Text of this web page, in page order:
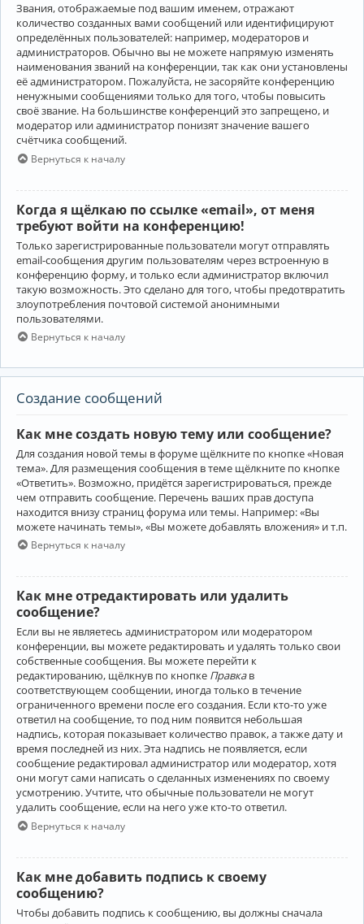
Звания, отображаемые под вашим именем, отражают
количество созданных вами сообщений или идентифицируют
определённых пользователей: например, модераторов и
администраторов. Обычно вы не можете напрямую изменять
наименования званий на конференции, так как они установлены
её администратором. Пожалуйста, не засоряйте конференцию
ненужными сообщениями только для того, чтобы повысить
своё звание. На большинстве конференций это запрещено, и
модератор или администратор понизят значение вашего
счётчика сообщений.
Вернуться к началу
Когда я щёлкаю по ссылке «email», от меня
требуют войти на конференцию!
Только зарегистрированные пользователи могут отправлять
email-сообщения другим пользователям через встроенную в
конференцию форму, и только если администратор включил
такую возможность. Это сделано для того, чтобы предотвратить
злоупотребления почтовой системой анонимными
пользователями.
Вернуться к началу
Создание сообщений
Как мне создать новую тему или сообщение?
Для создания новой темы в форуме щёлкните по кнопке «Новая
тема». Для размещения сообщения в теме щёлкните по кнопке
«Ответить». Возможно, придётся зарегистрироваться, прежде
чем отправить сообщение. Перечень ваших прав доступа
находится внизу страниц форума или темы. Например: «Вы
можете начинать темы», «Вы можете добавлять вложения» и т.п.
Вернуться к началу
Как мне отредактировать или удалить
сообщение?
Если вы не являетесь администратором или модератором
конференции, вы можете редактировать и удалять только свои
собственные сообщения. Вы можете перейти к
редактированию, щёлкнув по кнопке Правкав
соответствующем сообщении, иногда только в течение
ограниченного времени после его создания. Если кто-то уже
ответил на сообщение, то под ним появится небольшая
надпись, которая показывает количество правок, а также дату и
время последней из них. Эта надпись не появляется, если
сообщение редактировал администратор или модератор, хотя
они могут сами написать о сделанных изменениях по своему
усмотрению. Учтите, что обычные пользователи не могут
удалить сообщение, если на него уже кто-то ответил.
Вернуться к началу
Как мне добавить подпись к своему
сообщению?
Чтобы добавить подпись к сообщению, вы должны сначала